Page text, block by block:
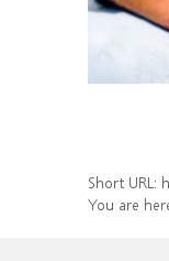
Short URL:
You are